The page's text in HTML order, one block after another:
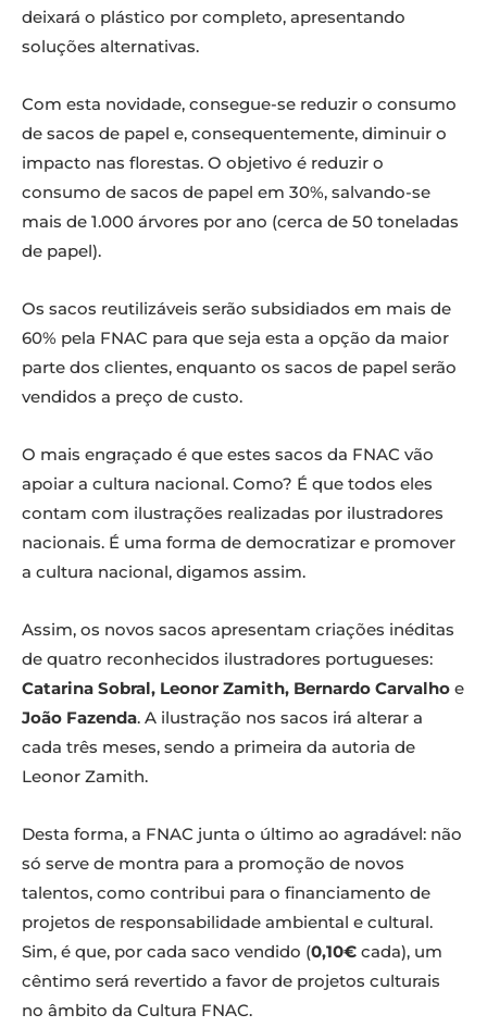
deixará o plástico por completo, apresentando
soluções alternativas.
Com esta novidade, consegue-se reduzir o consumo
de sacos de papel e, consequentemente, diminuir o
impacto nas florestas. O objetivo é reduzir o
consumo de sacos de papel em 30%, salvando-se
mais de 1.000 árvores por ano (cerca de 50 toneladas
de papel).
Os sacos reutilizáveis serão subsidiados em mais de
60% pela FNAC para que seja esta a opção da maior
parte dos clientes, enquanto os sacos de papel serão
vendidos a preço de custo.
O mais engraçado é que estes sacos da FNAC vão
apoiar a cultura nacional. Como? É que todos eles
contam com ilustrações realizadas por ilustradores
nacionais. É uma forma de democratizar e promover
a cultura nacional, digamos assim.
Assim, os novos sacos apresentam criações inéditas
de quatro reconhecidos ilustradores portugueses:
Catarina Sobral, Leonor Zamith, Bernardo Carvalho e
João Fazenda. A ilustração nos sacos irá alterar a
cada três meses, sendo a primeira da autoria de
Leonor Zamith.
Desta forma, a FNAC junta o último ao agradável: não
só serve de montra para a promoção de novos
talentos, como contribui para o financiamento de
projetos de responsabilidade ambiental e cultural.
Sim, é que, por cada saco vendido (0,10€ cada), um
cêntimo será revertido a favor de projetos culturais
no âmbito da Cultura FNAC.